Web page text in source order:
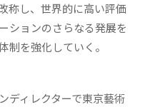
称し、世界的に高い評価
ションのさらなる発展を
制を強化していく。
ディレクターで東京藝術